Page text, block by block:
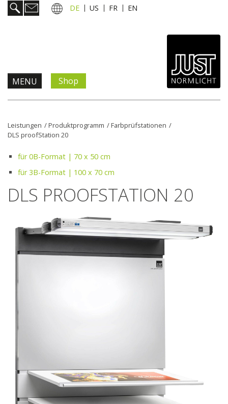
DE US FR EN
MENU
Information & Service
Aktuelles
Unternehmen
Shop
Leistungen /Produktprogramm /Farbprüfstationen /
DLS proofStation 20
für 0B-Format | 70 x 50 cm
für 3B-Format | 100 x 70 cm
DLS PROOFSTATION 20